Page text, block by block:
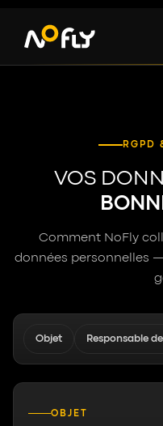
Relevés & Données
Métrés & État des
RGPD
VOS
Comment NoFly
données personnelles
Objet Responsable
OBJET